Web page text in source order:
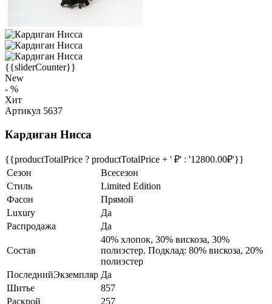
{{sliderCounter}}
New
- %
Хит
Артикул 5637
Кардиган Нисса
{{productTotalPrice ? productTotalPrice + ' ₽' : '12800.00₽'}}
Сезон
Всесезон
Стиль
Limited Edition
Фасон
Прямой
Luxury
Да
Распродажа
Да
Состав
40% хлопок, 30% вискоза, 30%
полиэстер. Подклад: 80% вискоза, 20%
полиэстер
ПоследнийЭкземпляр Да
Шитье
857
Раскрой
257